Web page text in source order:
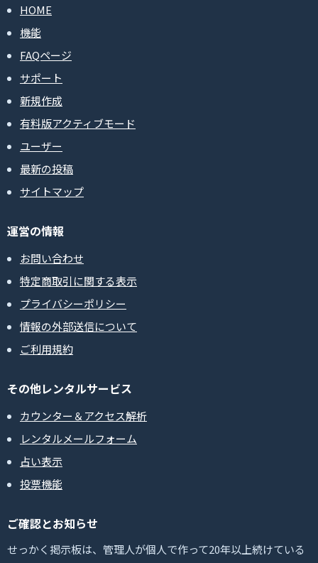
HOME
機能
FAQページ
サポート
新規作成
有料版アクティブモード
ユーザー
最新の投稿
サイトマップ
運営の情報
お問い合わせ
特定商取引に関する表示
プライバシーポリシー
情報の外部送信について
ご利用規約
その他レンタルサービス
カウンター＆アクセス解析
レンタルメールフォーム
占い表示
投票機能
ご確認とお知らせ
せっかく掲示板は、管理人が個人で作って20年以上続けている